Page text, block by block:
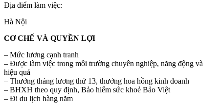
Địa điểm làm việc:
Hà Nội
CƠ CHẾ VÀ QUYỀN LỢI
– Mức lương cạnh tranh
– Được làm việc trong môi trường chuyên nghiệp, năng động và
hiệu quả
– Thưởng tháng lương thứ 13, thưởng hoa hồng kinh doanh
– BHXH theo quy định, Bảo hiểm sức khoẻ Bảo Việt
– Đi du lịch hàng năm